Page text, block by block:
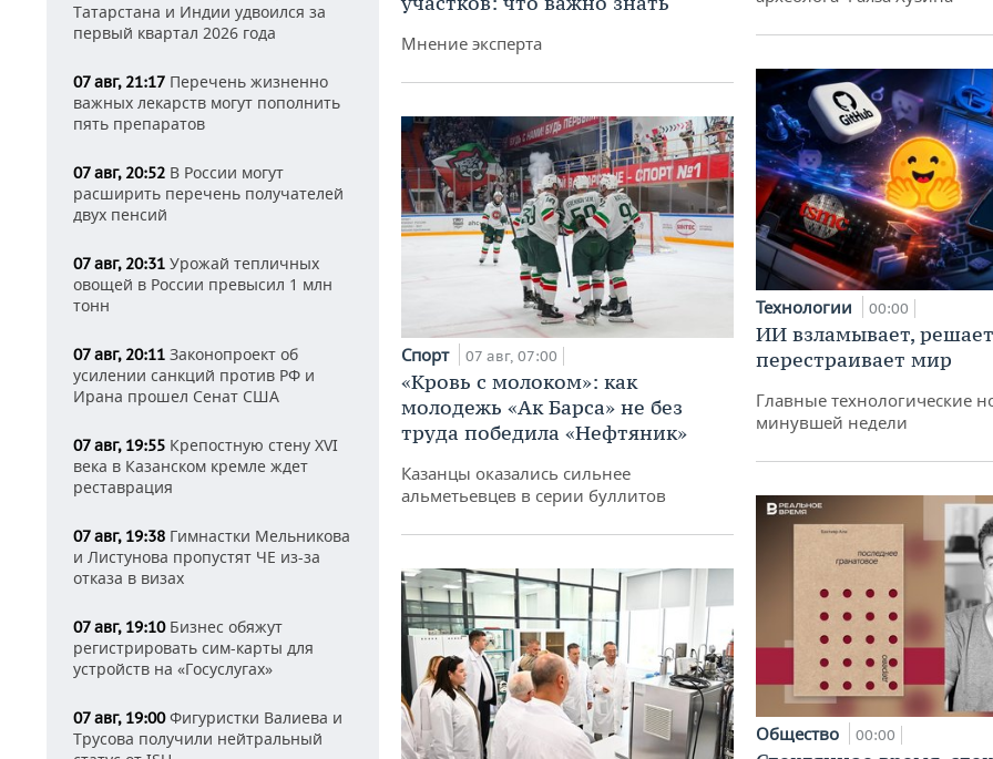
Татарстана и Индии удвоился за
первый квартал 2026 года
07 авг, 21:17 Перечень жизненно
важных лекарств могут пополнить
пять препаратов
07 авг, 20:52 В России могут
расширить перечень получателей
двух пенсий
07 авг, 20:31 Урожай тепличных
овощей в России превысил 1 млн
тонн
07 авг, 20:11 Законопроект об
усилении санкций против РФ и
Ирана прошел Сенат США
07 авг, 19:55 Крепостную стену XVI
века в Казанском кремле ждет
реставрация
07 авг, 19:38 Гимнастки Мельникова
и Листунова пропустят ЧЕ из-за
отказа в визах
07 авг, 19:10Бизнес обяжут
регистрировать сим-карты для
устройств на «Госуслугах»
07 авг, 19:00Фигуристки Валиева и
Трусова получили нейтральный
Мнение эксперта
Спорт 07 авг, 07:00
«Кровь с молоком»: как
молодежь «Ак Барса» не без
труда победила «Нефтяник»
Казанцы оказались сильнее
альметьевцев в серии буллитов
Технологии 00:00
ИИ взламывает,
перестраивает мир
Главные технологические
минувшей недели
Общество 00:00